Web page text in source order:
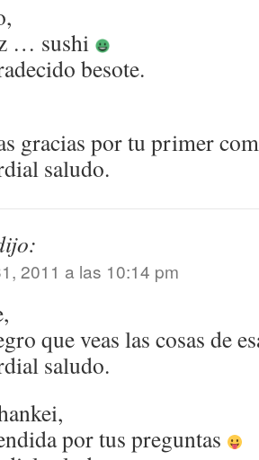
… sushi
besote.
gracias por tu primer
saludo.
2011 a las 10:14 pm
que veas las cosas de
saludo.
por tus preguntas